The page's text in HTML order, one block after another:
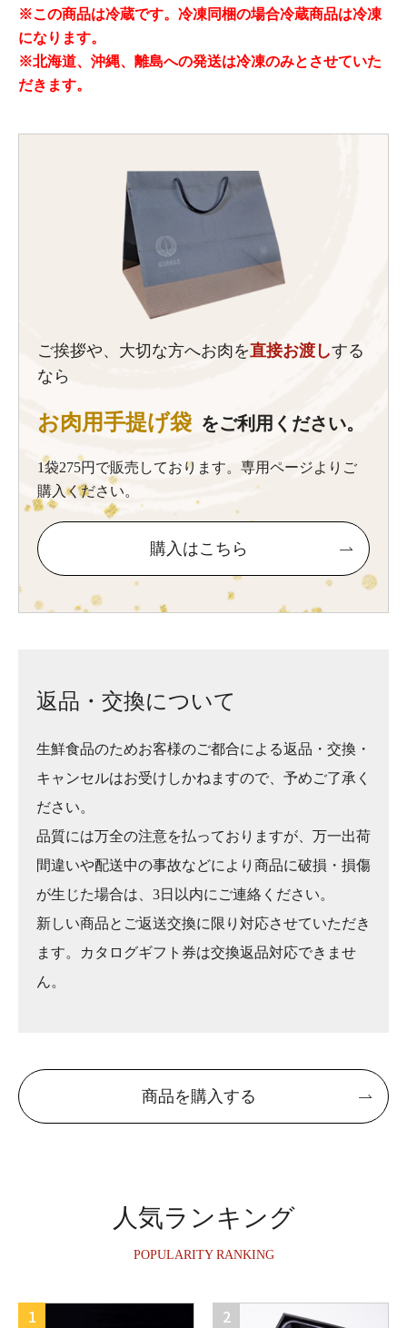
※この商品は冷蔵です。冷凍同梱の場合冷蔵商品は冷凍
になります。
※北海道、沖縄、離島への発送は冷凍のみとさせていた
だきます。
ご挨拶や、大切な方へお肉を直接お渡しする
なら
お肉用手提げ袋 をご利用ください。
1袋275円で販売しております。専用ページよりご
購入ください。
購入はこちら
返品・交換について
生鮮食品のためお客様のご都合による返品・交換・
キャンセルはお受けしかねますので、予めご了承く
ださい。
品質には万全の注意を払っておりますが、万一出荷
間違いや配送中の事故などにより商品に破損・損傷
が生じた場合は、3日以内にご連絡ください。
新しい商品とご返送交換に限り対応させていただき
ます。カタログギフト券は交換返品対応できませ
ん。
商品を購入する
人気ランキング
POPULARITY RANKING
1 2